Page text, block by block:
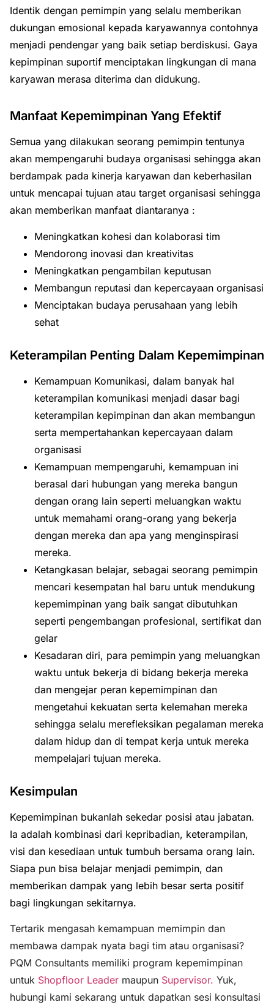
Identik dengan pemimpin yang selalu memberikan
dukungan emosional kepada karyawannya contohnya
menjadi pendengar yang baik setiap berdiskusi. Gaya
kepimpinan suportif menciptakan lingkungan di mana
karyawan merasa diterima dan didukung.
Manfaat Kepemimpinan Yang Efektif
Semua yang dilakukan seorang pemimpin tentunya
akan mempengaruhi budaya organisasi sehingga akan
berdampak pada kinerja karyawan dan keberhasilan
untuk mencapai tujuan atau target organisasi sehingga
akan memberikan manfaat diantaranya :
Meningkatkan kohesi dan kolaborasi tim
Mendorong inovasi dan kreativitas
Meningkatkan pengambilan keputusan
Membangun reputasi dan kepercayaan organisasi
Menciptakan budaya perusahaan yang lebih
sehat
Keterampilan Penting Dalam Kepemimpinan
Kemampuan Komunikasi, dalam banyak hal
keterampilan komunikasi menjadi dasar bagi
keterampilan kepimpinan dan akan membangun
serta mempertahankan kepercayaan dalam
organisasi
Kemampuan mempengaruhi, kemampuan ini
berasal dari hubungan yang mereka bangun
dengan orang lain seperti meluangkan waktu
untuk memahami orang-orang yang bekerja
dengan mereka dan apa yang menginspirasi
mereka.
Ketangkasan belajar, sebagai seorang pemimpin
mencari kesempatan hal baru untuk mendukung
kepemimpinan yang baik sangat dibutuhkan
seperti pengembangan profesional, sertifikat dan
gelar
Kesadaran diri, para pemimpin yang meluangkan
waktu untuk bekerja di bidang bekerja mereka
dan mengejar peran kepemimpinan dan
mengetahui kekuatan serta kelemahan mereka
sehingga selalu merefleksikan pegalaman mereka
dalam hidup dan di tempat kerja untuk mereka
mempelajari tujuan mereka.
Kesimpulan
Kepemimpinan bukanlah sekedar posisi atau jabatan.
Ia adalah kombinasi dari kepribadian, keterampilan,
visi dan kesediaan untuk tumbuh bersama orang lain.
Siapa pun bisa belajar menjadi pemimpin, dan
memberikan dampak yang lebih besar serta positif
bagi lingkungan sekitarnya.
Tertarik mengasah kemampuan memimpin dan
membawa dampak nyata bagi tim atau organisasi?
PQM Consultants memiliki program kepemimpinan
untuk Shopfloor Leader maupun Supervisor. Yuk,
hubungi kami sekarang untuk dapatkan sesi konsultasi